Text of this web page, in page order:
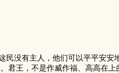
民没有主人，他们可以平平安安
王，不是作威作福、高高在上